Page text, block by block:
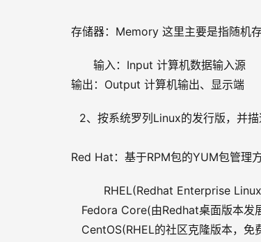
存储器：Memory 这里主要是指随机存
输入：Input 计算机数据输入源
输出：Output 计算机输出、显示端
2、按系统罗列Linux的发行版，并
Red Hat：基于RPM包的YUM包管理
RHEL(Redhat Enterprise Linux
Fedora Core(由Redhat桌面版本发展
CentOS(RHEL的社区克隆版本，免